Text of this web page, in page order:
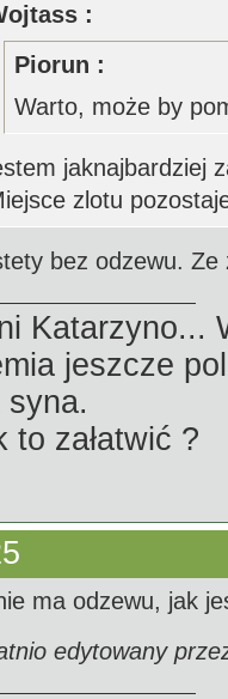
:
Piorun :
Warto, może by
jaknajbardziej
zlotu
bez odzewu.
Katarzyno...
jeszcze
syna.
to załatwić ?
ma odzewu, jak
edytowany